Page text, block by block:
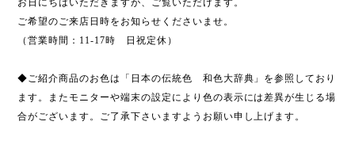
お日にちはいただきますが、ご覧いただけます。
ご希望のご来店日時をお知らせくださいませ。
（営業時間：11-17時 日祝定休）
◆ご紹介商品のお色は「日本の伝統色 和色大辞典」を参照しており
ます。またモニターや端末の設定により色の表示には差異が生じる場
合がございます。ご了承下さいますようお願い申し上げます。